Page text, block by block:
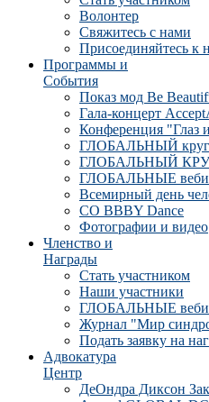
Волонтер
Свяжитесь с нами
Присоединяйтесь к
Программы и
События
Показ мод Be
Гала-концерт
Конференция "Глаз
ГЛОБАЛЬНЫЙ
ГЛОБАЛЬНЫЙ
ГЛОБАЛЬНЫЕ
Всемирный день
CO BBBY Dance
Фотографии и видео
Членство и
Награды
Стать участником
Наши участники
ГЛОБАЛЬНЫЕ
Журнал "Мир
Подать заявку на
Адвокатура
Центр
ДеОндра Диксон